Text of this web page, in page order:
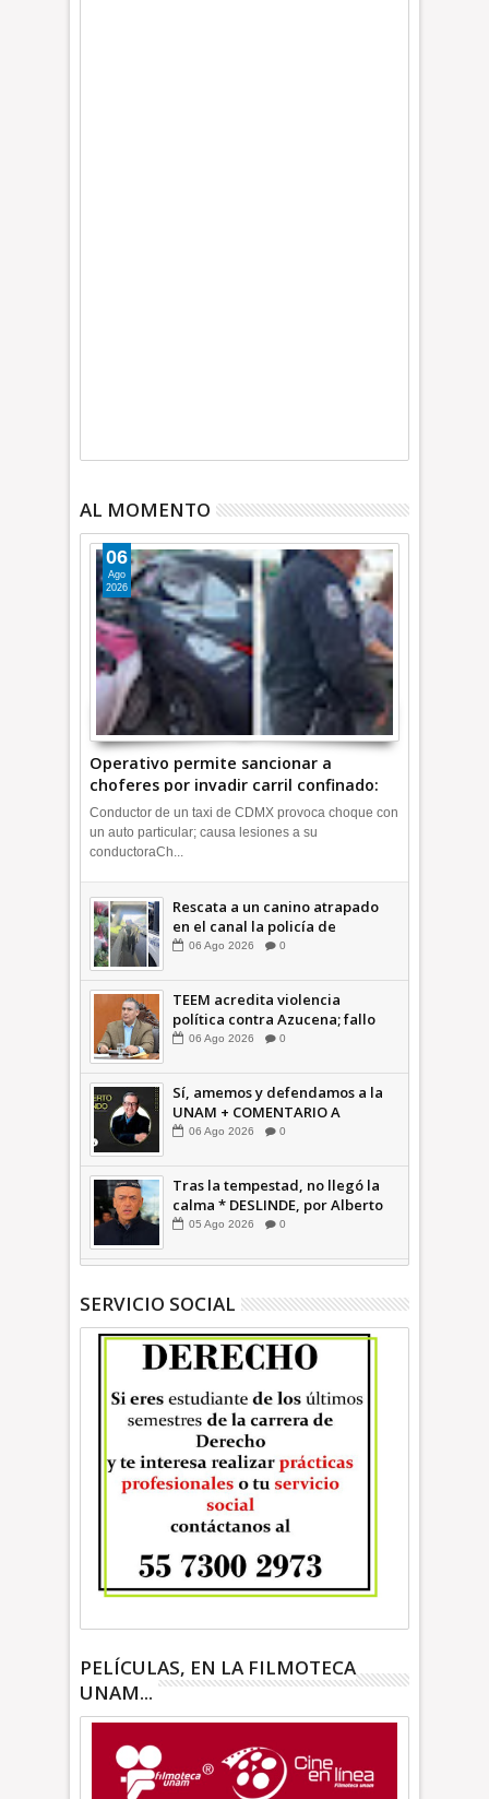
AL MOMENTO
Operativo permite sancionar a
choferes por invadir carril confinado:
Ecatepec +Video | INFORMATIVA
06
Ago
2026
Conductor de un taxi de CDMX provoca choque con
un auto particular; causa lesiones a su
conductoraCh...
Rescata a un canino atrapado
en el canal la policía de
Ecatepec INFORMATIVA
06 Ago 2026 0
TEEM acredita violencia
política contra Azucena; fallo
confirma guerra sucia: Octavio
06 Ago 2026 0
Sí, amemos y defendamos a la
UNAM + COMENTARIO A
TIEMPO
06 Ago 2026 0
Tras la tempestad, no llegó la
calma * DESLINDE, por Alberto
Witvrun OPINIÓN
05 Ago 2026 0
SERVICIO SOCIAL
PELÍCULAS, EN LA FILMOTECA
UNAM...